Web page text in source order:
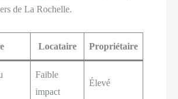
de La Rochelle.
Locataire Propriétaire
Faible
impact
Élevé